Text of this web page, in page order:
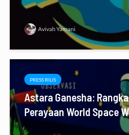
Avivah Yamani
PRESS RILIS
Astara Ganesha:
Perayaan World Space